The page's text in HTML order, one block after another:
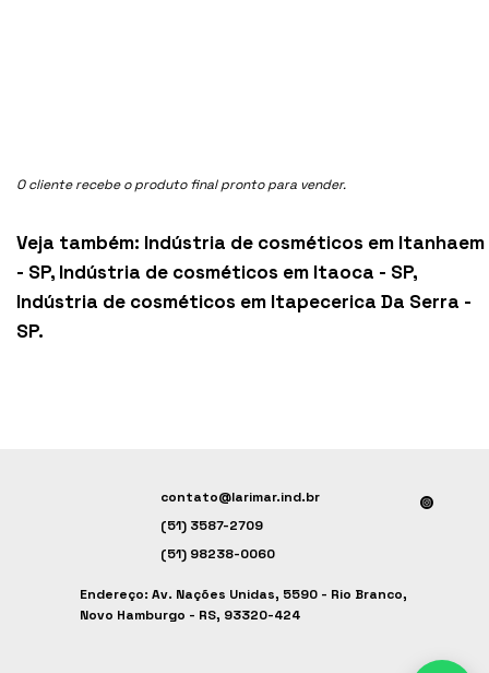
O cliente recebe o produto final pronto para vender.
Veja também: Indústria de cosméticos em Itanhaem
- SP, Indústria de cosméticos em Itaoca - SP,
Indústria de cosméticos em Itapecerica Da Serra -
SP.
contato@larimar.ind.br
(51) 3587-2709
(51) 98238-0060
Endereço: Av. Nações Unidas, 5590 - Rio Branco,
Novo Hamburgo - RS, 93320-424